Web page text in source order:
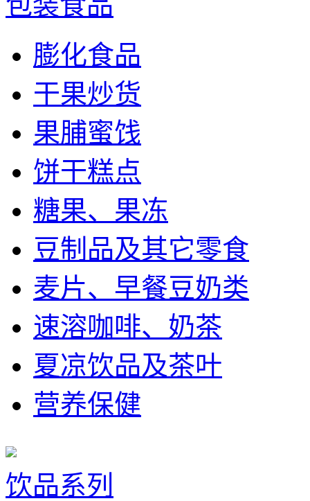
膨化食品
干果炒货
果脯蜜饯
饼干糕点
糖果、果冻
豆制品及其它零食
麦片、早餐豆奶类
速溶咖啡、奶茶
夏凉饮品及茶叶
营养保健
饮品系列